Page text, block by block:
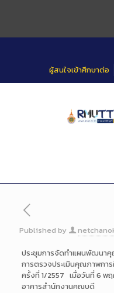
ผู้สนใจเข้าศึกษาต่อ
Published by
ประชุมการจัดทำแผนพัฒนา
การตรวจประเมินคุณภาพกา
ครั้งที่ 1/2557 เมื่อวันที่ 6
อาคารสำนักงานคณบดี